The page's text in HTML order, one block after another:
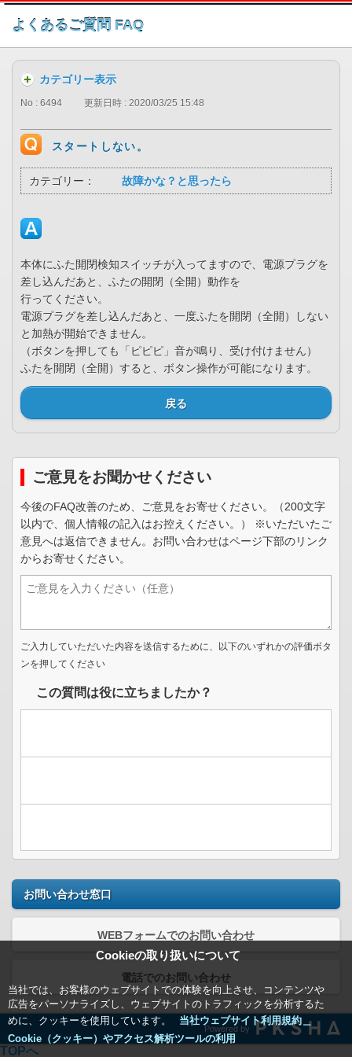
このページの本文へ
よくあるご質問 FAQ
Cookieの取り扱いについて
当社では、お客様のウェブサイトでの体験を向上させ、コンテンツや
広告をパーソナライズし、ウェブサイトのトラフィックを分析するた
めに、クッキーを使用しています。
当社ウェブサイト利用規約＿
Cookie（クッキー）やアクセス解析ツールの利用
カテゴリー表示
No : 6494 更新日時 : 2020/03/25 15:48
スタートしない。
カテゴリー： 故障かな？と思ったら
本体にふた開閉検知スイッチが入ってますので、電源プラグを
差し込んだあと、ふたの開閉（全開）動作を
行ってください。
電源プラグを差し込んだあと、一度ふたを開閉（全開）しない
と加熱が開始できません。
（ボタンを押しても「ピピピ」音が鳴り、受け付けません）
ふたを開閉（全開）すると、ボタン操作が可能になります。
戻る
ご意見をお聞かせください
今後のFAQ改善のため、ご意見をお寄せください。（200文字
以内で、個人情報の記入はお控えください。） ※いただいたご
意見へは返信できません。お問い合わせはページ下部のリンク
からお寄せください。
ご入力していただいた内容を送信するために、以下のいずれかの評価ボタ
ンを押してください
この質問は役に立ちましたか？
お問い合わせ窓口
WEBフォームでのお問い合わせ
電話でのお問い合わせ
Powered by
TOPへ